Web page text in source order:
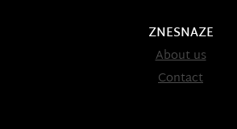
ZNESNAZE
About us
Contact